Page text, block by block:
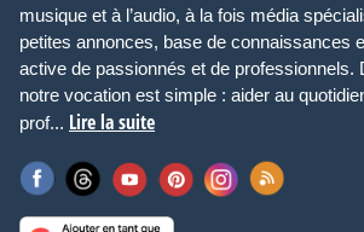
musique et à l’audio, à la fois média
petites annonces, base de connaissances
active de passionnés et de professionnels.
notre vocation est simple : aider au
prof... Lire la suite